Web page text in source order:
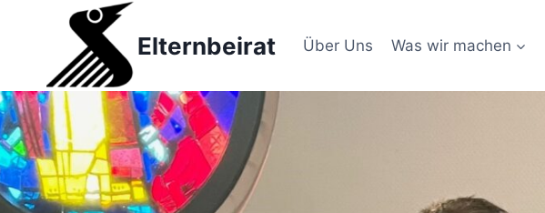
Elternbeirat Über Uns Was wir machen